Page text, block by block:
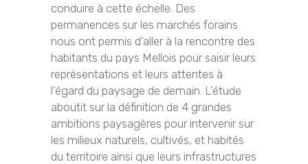
conduire à cette échelle. Des
permanences sur les marchés forains
nous ont permis d’aller à la rencontre des
habitants du pays Mellois pour saisir leurs
représentations et leurs attentes à
l’égard du paysage de demain. L’étude
aboutit sur la définition de 4 grandes
ambitions paysagères pour intervenir sur
les milieux naturels, cultivés, et habités
du territoire ainsi que leurs infrastructures